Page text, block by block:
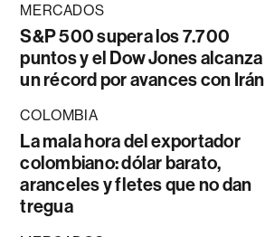
MERCADOS
S&P 500 supera los 7.700
puntos y el Dow Jones alcanza
un récord por avances con Irán
COLOMBIA
La mala hora del exportador
colombiano: dólar barato,
aranceles y fletes que no dan
tregua